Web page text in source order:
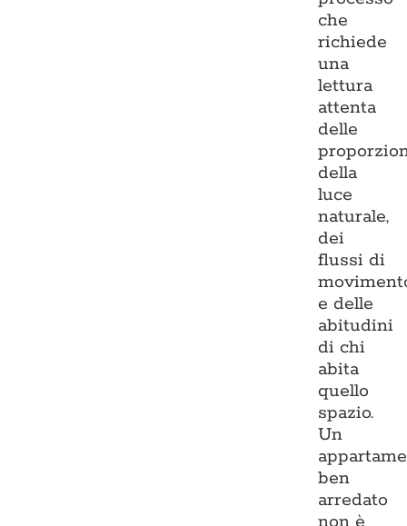
che
richiede
una
lettura
attenta
delle
della
luce
naturale,
dei
flussi di
e delle
abitudini
di chi
abita
quello
spazio.
Un
ben
arredato